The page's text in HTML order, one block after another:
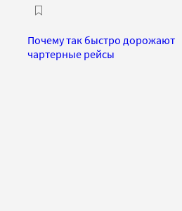
Почему так быстро дорожают
чартерные рейсы